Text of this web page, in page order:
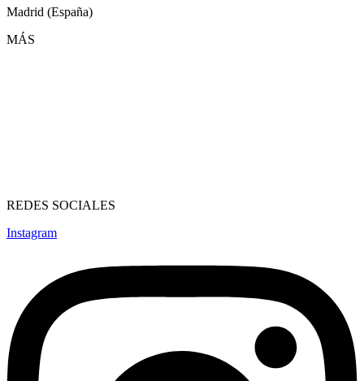
Madrid (España)
MÁS
REDES SOCIALES
Instagram